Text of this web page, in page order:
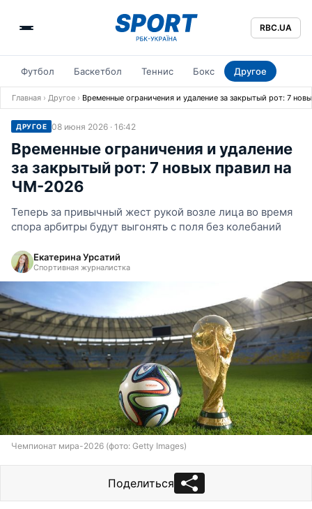
RBC.UA
Футбол Баскетбол Теннис Бокс Другое
Главная › Другое › Временные ограничения и удаление за закрытый рот: 7
ДРУГОЕ 08 июня 2026 · 16:42
Временные ограничения и удаление
за закрытый рот: 7 новых правил на
ЧМ-2026
Теперь за привычный жест рукой возле лица во время
спора арбитры будут выгонять с поля без колебаний
Екатерина Урсатий
Спортивная журналистка
Чемпионат мира-2026 (фото: Getty Images)
Поделиться